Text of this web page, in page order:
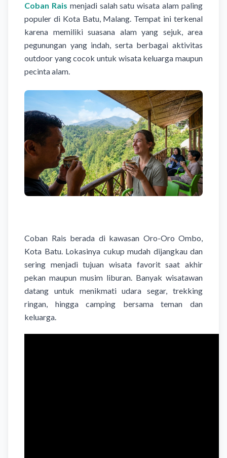
Coban Rais menjadi salah satu wisata alam paling
populer di Kota Batu, Malang. Tempat ini terkenal
karena memiliki suasana alam yang sejuk, area
pegunungan yang indah, serta berbagai aktivitas
outdoor yang cocok untuk wisata keluarga maupun
pecinta alam.
Coban Rais berada di kawasan Oro-Oro Ombo,
Kota Batu. Lokasinya cukup mudah dijangkau dan
sering menjadi tujuan wisata favorit saat akhir
pekan maupun musim liburan. Banyak wisatawan
datang untuk menikmati udara segar, trekking
ringan, hingga camping bersama teman dan
keluarga.